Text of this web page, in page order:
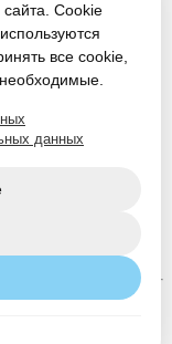
обработку
Cookie
все cookie,
данных